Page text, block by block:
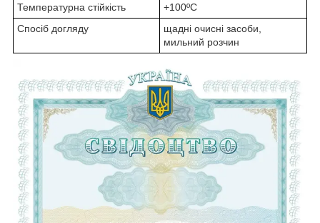
Температурна стійкість
+100ºC
Спосіб догляду
щадні очисні засоби,
мильний розчин